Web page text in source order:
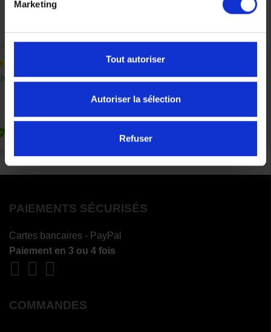
Marketing
Tout autoriser
Autoriser la sélection
Refuser
PAIEMENTS SÉCURISÉS
Cartes bancaires - PayPal
Paiement en 3 ou 4 fois
COMMANDES